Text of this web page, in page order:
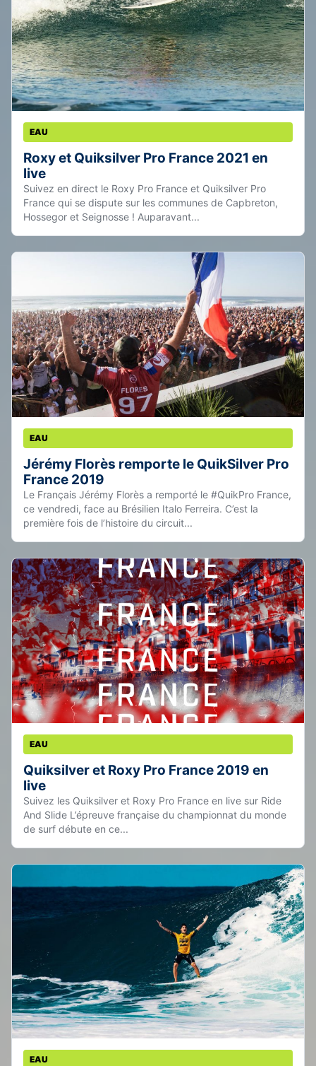
EAU
Roxy et Quiksilver Pro France 2021 en
live
Suivez en direct le Roxy Pro France et Quiksilver Pro
France qui se dispute sur les communes de Capbreton,
Hossegor et Seignosse ! Auparavant...
EAU
Jérémy Florès remporte le QuikSilver Pro
France 2019
Le Français Jérémy Florès a remporté le #QuikPro France,
ce vendredi, face au Brésilien Italo Ferreira. C’est la
première fois de l’histoire du circuit...
EAU
Quiksilver et Roxy Pro France 2019 en
live
Suivez les Quiksilver et Roxy Pro France en live sur Ride
And Slide L’épreuve française du championnat du monde
de surf débute en ce...
EAU